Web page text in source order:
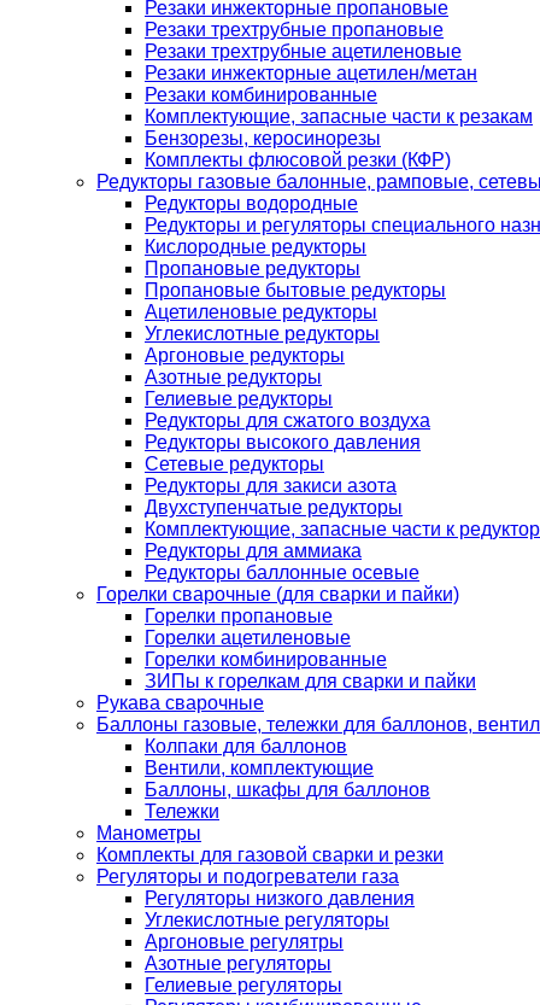
Резаки инжекторные пропановые
Резаки трехтрубные пропановые
Резаки трехтрубные ацетиленовые
Резаки инжекторные ацетилен/метан
Резаки комбинированные
Комплектующие, запасные части к резакам
Бензорезы, керосинорезы
Комплекты флюсовой резки (КФР)
Редукторы газовые балонные, рамповые,
Редукторы водородные
Редукторы и регуляторы специального
Кислородные редукторы
Пропановые редукторы
Пропановые бытовые редукторы
Ацетиленовые редукторы
Углекислотные редукторы
Аргоновые редукторы
Азотные редукторы
Гелиевые редукторы
Редукторы для сжатого воздуха
Редукторы высокого давления
Сетевые редукторы
Редукторы для закиси азота
Двухступенчатые редукторы
Комплектующие, запасные части к
Редукторы для аммиака
Редукторы баллонные осевые
Горелки сварочные (для сварки и пайки)
Горелки пропановые
Горелки ацетиленовые
Горелки комбинированные
ЗИПы к горелкам для сварки и пайки
Рукава сварочные
Баллоны газовые, тележки для баллонов,
Колпаки для баллонов
Вентили, комплектующие
Баллоны, шкафы для баллонов
Тележки
Манометры
Комплекты для газовой сварки и резки
Регуляторы и подогреватели газа
Регуляторы низкого давления
Углекислотные регуляторы
Аргоновые регулятры
Азотные регуляторы
Гелиевые регуляторы